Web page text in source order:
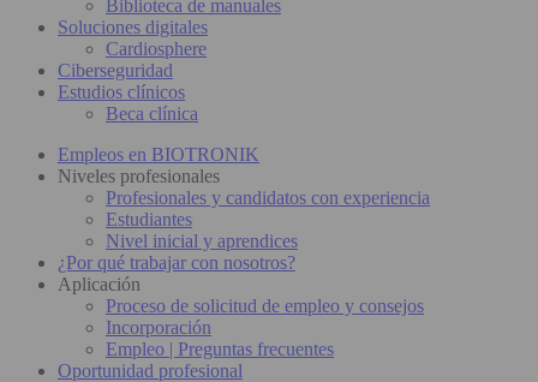
Biblioteca de manuales
Soluciones digitales
Cardiosphere
Ciberseguridad
Estudios clínicos
Beca clínica
Empleos en BIOTRONIK
Niveles profesionales
Profesionales y candidatos con experiencia
Estudiantes
Nivel inicial y aprendices
¿Por qué trabajar con nosotros?
Aplicación
Proceso de solicitud de empleo y consejos
Incorporación
Empleo | Preguntas frecuentes
Oportunidad profesional